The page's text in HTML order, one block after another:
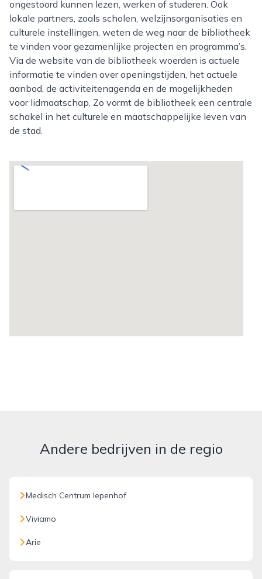
ongestoord kunnen lezen, werken of studeren. Ook
lokale partners, zoals scholen, welzijnsorganisaties en
culturele instellingen, weten de weg naar de bibliotheek
te vinden voor gezamenlijke projecten en programma’s.
Via de website van de bibliotheek woerden is actuele
informatie te vinden over openingstijden, het actuele
aanbod, de activiteitenagenda en de mogelijkheden
voor lidmaatschap. Zo vormt de bibliotheek een centrale
schakel in het culturele en maatschappelijke leven van
de stad.
Andere bedrijven in de regio
Medisch Centrum Iepenhof
Viviamo
Arie